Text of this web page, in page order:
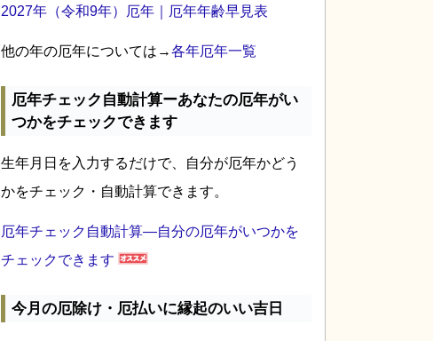
2027年（令和9年）厄年｜厄年年齢早見表
他の年の厄年については→各年厄年一覧
厄年チェック自動計算ーあなたの厄年がい
つかをチェックできます
生年月日を入力するだけで、自分が厄年かどう
かをチェック・自動計算できます。
厄年チェック自動計算―自分の厄年がいつかを
チェックできます
今月の厄除け・厄払いに縁起のいい吉日